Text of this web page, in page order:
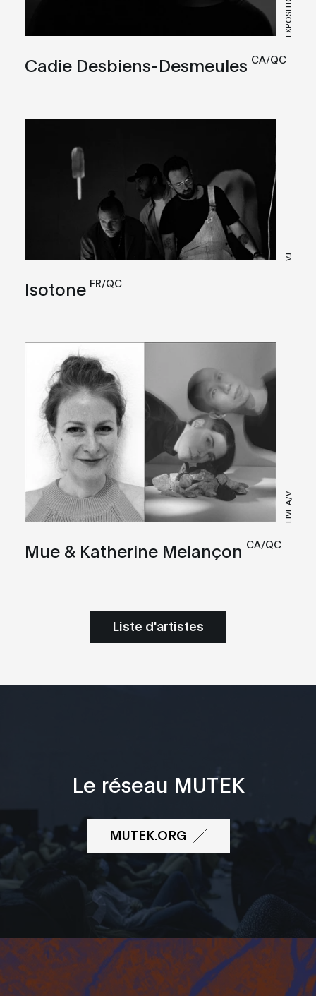
EXPOSITION
Cadie Desbiens-Desmeules CA/QC
VJ
Isotone FR/QC
LIVE A/V
Mue & Katherine Melançon CA/QC
Liste d'artistes
Le réseau MUTEK
MUTEK.ORG